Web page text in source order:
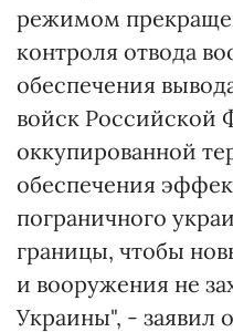
режимом
контроля отвода
обеспечения
войск Российской
оккупированной
обеспечения
пограничного
границы, чтобы
и вооружения не
Украины", - заявил